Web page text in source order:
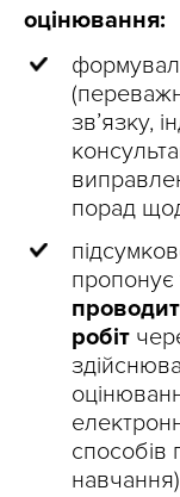
оцінювання:
зв’язку,
порад
робіт
способів